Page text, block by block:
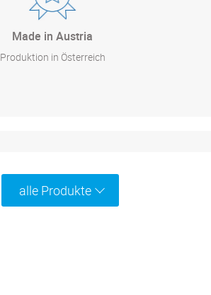
Made in Austria
Produktion in Österreich
alle Produkte